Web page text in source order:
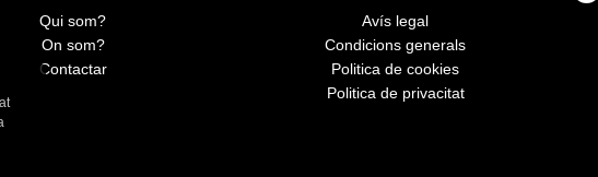
Qui som?
On som?
Contactar
Avís legal
Condicions generals
Politica de cookies
Politica de privacitat